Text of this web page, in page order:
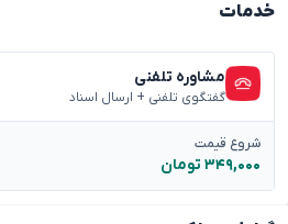
خدمات
مشاوره تلفنی
گفتگوی تلفنی + ارسال اسناد
شروع قیمت
۳۴۹,۰۰۰ تومان